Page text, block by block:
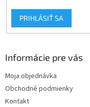
PRIHLÁSIŤ SA
Informácie pre vás
Moja objednávka
Obchodné podmienky
Kontakt